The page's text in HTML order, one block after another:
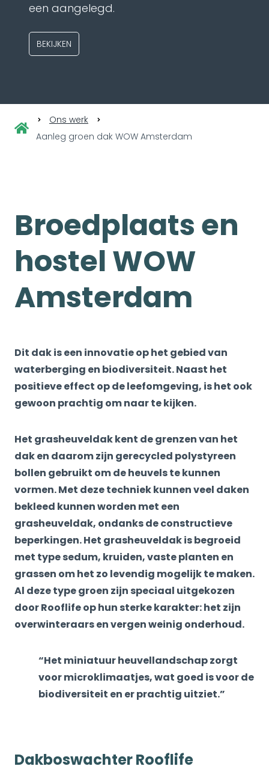
een aangelegd.
BEKIJKEN
Ons werk
Aanleg groen dak WOW Amsterdam
Broedplaats en
hostel WOW
Amsterdam
Dit dak is een innovatie op het gebied van
waterberging en biodiversiteit. Naast het
positieve effect op de leefomgeving, is het ook
gewoon prachtig om naar te kijken.
Het grasheuveldak kent de grenzen van het
dak en daarom zijn gerecycled polystyreen
bollen gebruikt om de heuvels te kunnen
vormen. Met deze techniek kunnen veel daken
bekleed kunnen worden met een
grasheuveldak, ondanks de constructieve
beperkingen. Het grasheuveldak is begroeid
met type sedum, kruiden, vaste planten en
grassen om het zo levendig mogelijk te maken.
Al deze type groen zijn speciaal uitgekozen
door Rooflife op hun sterke karakter: het zijn
overwinteraars en vergen weinig onderhoud.
“Het miniatuur heuvellandschap zorgt
voor microklimaatjes, wat goed is voor de
biodiversiteit en er prachtig uitziet.”
Dakboswachter Rooflife